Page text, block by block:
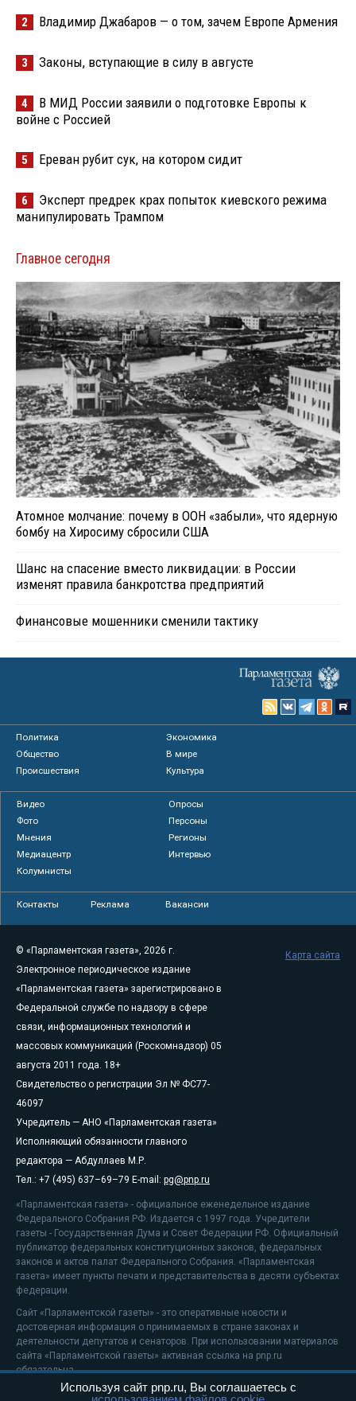
2 Владимир Джабаров — о том, зачем Европе Армения
3 Законы, вступающие в силу в августе
4
В МИД России заявили о подготовке Европы к
войне с Россией
5 Ереван рубит сук, на котором сидит
6
Эксперт предрек крах попыток киевского режима
манипулировать Трампом
Главное сегодня
Атомное молчание: почему в ООН «забыли», что ядерную
бомбу на Хиросиму сбросили США
Шанс на спасение вместо ликвидации: в России
изменят правила банкротства предприятий
Финансовые мошенники сменили тактику
Политика
Экономика
Общество
В мире
Происшествия
Культура
Видео
Опросы
Фото
Персоны
Мнения
Регионы
Медиацентр
Интервью
Колумнисты
Контакты Реклама Вакансии
© «Парламентская газета», 2026 г.
Электронное периодическое издание
«Парламентская газета» зарегистрировано в
Федеральной службе по надзору в сфере
связи, информационных технологий и
массовых коммуникаций (Роскомнадзор) 05
августа 2011 года. 18+
Свидетельство о регистрации Эл № ФС77-
46097
Учредитель — АНО «Парламентская газета»
Исполняющий обязанности главного
редактора — Абдуллаев М.Р.
Тел.: +7 (495) 637–69–79 E-mail: pg@pnp.ru
«Парламентская газета» - официальное еженедельное издание
Федерального Собрания РФ. Издается с 1997 года. Учредители
газеты - Государственная Дума и Совет Федерации РФ. Официальный
публикатор федеральных конституционных законов, федеральных
законов и актов палат Федерального Собрания. «Парламентская
газета» имеет пункты печати и представительства в десяти субъектах
федерации.
Сайт «Парламентской газеты» - это оперативные новости и
достоверная информация о принимаемых в стране законах и
деятельности депутатов и сенаторов. При использовании материалов
сайта «Парламентской газеты» активная ссылка на pnp.ru
обязательна.
На информационном ресурсе применяютсярекомендательные
Карта сайта
Используя сайт pnp.ru, Вы соглашаетесь с